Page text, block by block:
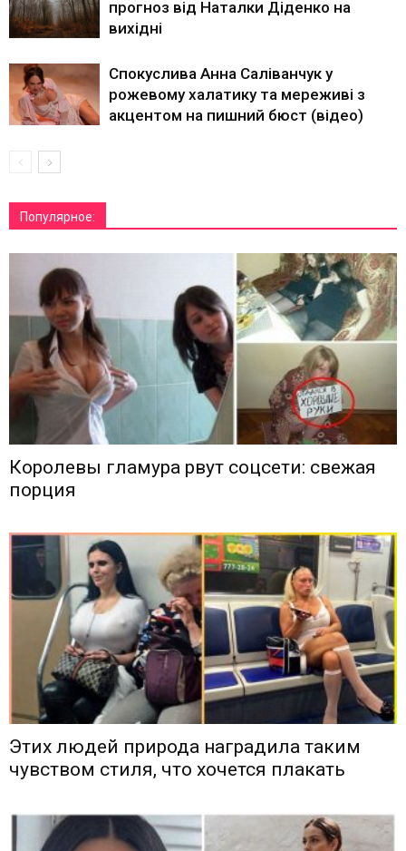
прогноз від Наталки Діденко на
вихідні
Спокуслива Анна Саліванчук у
рожевому халатику та мереживі з
акцентом на пишний бюст (відео)
Популярное:
Королевы гламура рвут соцсети: свежая
порция
Этих людей природа наградила таким
чувством стиля, что хочется плакать